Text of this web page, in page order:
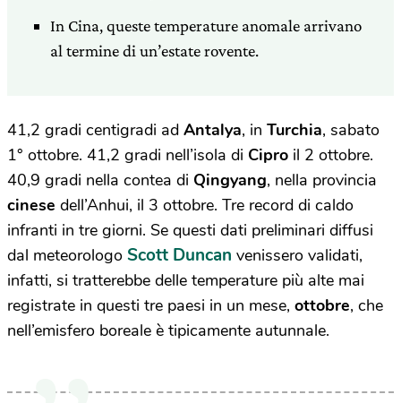
In Cina, queste temperature anomale arrivano
al termine di un’estate rovente.
41,2 gradi centigradi ad Antalya, in Turchia, sabato
1° ottobre. 41,2 gradi nell’isola di Cipro il 2 ottobre.
40,9 gradi nella contea di Qingyang, nella provincia
cinese dell’Anhui, il 3 ottobre. Tre record di caldo
infranti in tre giorni. Se questi dati preliminari diffusi
dal meteorologo Scott Duncan venissero validati,
infatti, si tratterebbe delle temperature più alte mai
registrate in questi tre paesi in un mese, ottobre, che
nell’emisfero boreale è tipicamente autunnale.